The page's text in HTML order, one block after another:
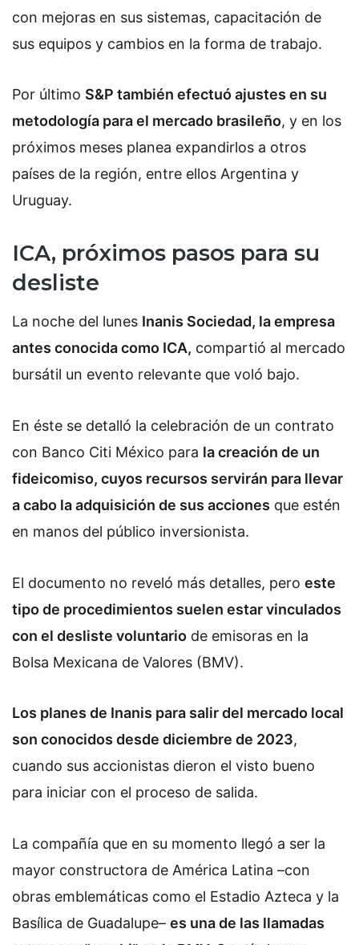
con mejoras en sus sistemas, capacitación de
sus equipos y cambios en la forma de trabajo.
Por último S&P también efectuó ajustes en su
metodología para el mercado brasileño, y en los
próximos meses planea expandirlos a otros
países de la región, entre ellos Argentina y
Uruguay.
ICA, próximos pasos para su
desliste
La noche del lunes Inanis Sociedad, la empresa
antes conocida como ICA, compartió al mercado
bursátil un evento relevante que voló bajo.
En éste se detalló la celebración de un contrato
con Banco Citi México para la creación de un
fideicomiso, cuyos recursos servirán para llevar
a cabo la adquisición de sus acciones que estén
en manos del público inversionista.
El documento no reveló más detalles, pero este
tipo de procedimientos suelen estar vinculados
con el desliste voluntario de emisoras en la
Bolsa Mexicana de Valores (BMV).
Los planes de Inanis para salir del mercado local
son conocidos desde diciembre de 2023,
cuando sus accionistas dieron el visto bueno
para iniciar con el proceso de salida.
La compañía que en su momento llegó a ser la
mayor constructora de América Latina –con
obras emblemáticas como el Estadio Azteca y la
Basílica de Guadalupe– es una de las llamadas